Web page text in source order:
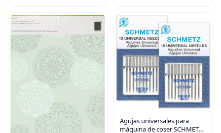
Agujas universales para
máquina de coser SCHMETZ -